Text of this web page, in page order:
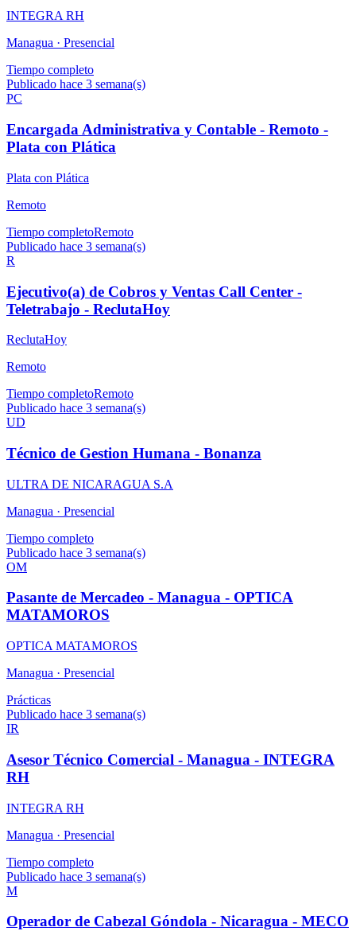
INTEGRA RH
Managua · Presencial
Tiempo completo
Publicado hace 3 semana(s)
PC
Encargada Administrativa y Contable - Remoto -
Plata con Plática
Plata con Plática
Remoto
Tiempo completoRemoto
Publicado hace 3 semana(s)
R
Ejecutivo(a) de Cobros y Ventas Call Center -
Teletrabajo - ReclutaHoy
ReclutaHoy
Remoto
Tiempo completoRemoto
Publicado hace 3 semana(s)
UD
Técnico de Gestion Humana - Bonanza
ULTRA DE NICARAGUA S.A
Managua · Presencial
Tiempo completo
Publicado hace 3 semana(s)
OM
Pasante de Mercadeo - Managua - OPTICA
MATAMOROS
OPTICA MATAMOROS
Managua · Presencial
Prácticas
Publicado hace 3 semana(s)
IR
Asesor Técnico Comercial - Managua - INTEGRA
RH
INTEGRA RH
Managua · Presencial
Tiempo completo
Publicado hace 3 semana(s)
M
Operador de Cabezal Góndola - Nicaragua - MECO